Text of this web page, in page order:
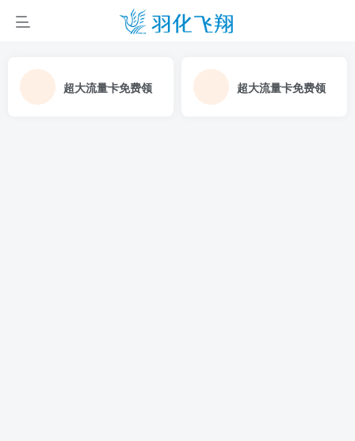
超大流量卡免费领 超大流量卡免费领